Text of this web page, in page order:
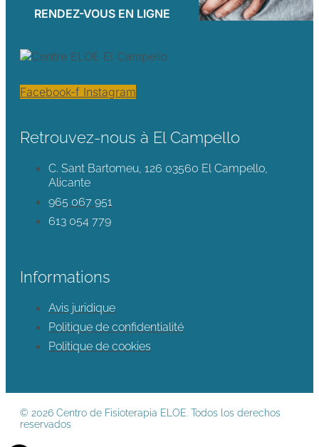
RENDEZ-VOUS EN LIGNE
Facebook-f Instagram
Retrouvez-nous à El Campello
C. Sant Bartomeu, 126 03560 El Campello,
Alicante
965 067 951
613 054 779
Informations
Avis juridique
Politique de confidentialité
Politique de cookies
© 2026 Centro de Fisioterapia ELOE. Todos los derechos
reservados